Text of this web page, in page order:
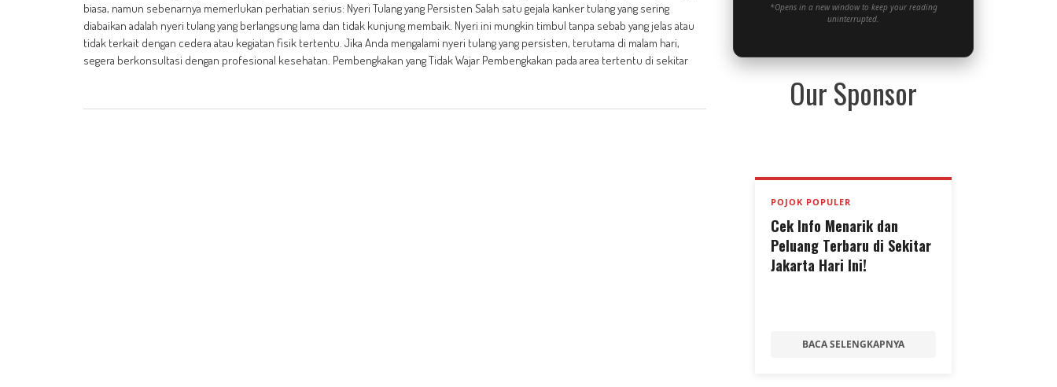
biasa, namun sebenarnya memerlukan perhatian serius: Nyeri Tulang yang Persisten Salah satu gejala kanker tulang yang sering
diabaikan adalah nyeri tulang yang berlangsung lama dan tidak kunjung membaik. Nyeri ini mungkin timbul tanpa sebab yang jelas atau
tidak terkait dengan cedera atau kegiatan fisik tertentu. Jika Anda mengalami nyeri tulang yang persisten, terutama di malam hari,
segera berkonsultasi dengan profesional kesehatan. Pembengkakan yang Tidak Wajar Pembengkakan pada area tertentu di sekitar
*Opens in a new window to keep your reading
uninterrupted.
Our Sponsor
POJOK POPULER
Cek Info Menarik dan
Peluang Terbaru di Sekitar
Jakarta Hari Ini!
BACA SELENGKAPNYA